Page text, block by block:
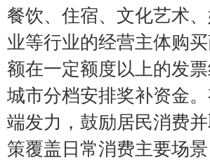
餐饮、住宿、文化艺术
业等行业的经营主体购
额在一定额度以上的发
城市分档安排奖补资金
端发力，鼓励居民消费
策覆盖日常消费主要场